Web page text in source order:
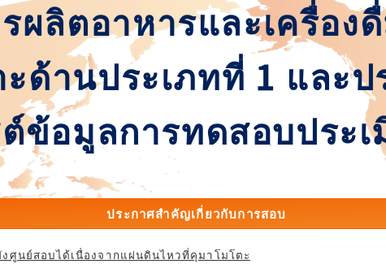
ผลิตอาหารและเครื่อง
ด้านประเภทที่ 1 และป
ต์ข้อมูลการทดสอบประ
ประกาศสำคัญเกี่ยวกับการสอบ
ศูนย์สอบได้เนื่องจากแผ่นดินไหวที่คุมาโมโตะ